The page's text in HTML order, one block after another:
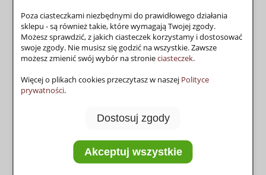
Poza ciasteczkami niezbędnymi do prawidłowego działania
sklepu - są również takie, które wymagają Twojej zgody.
Możesz sprawdzić, z jakich ciasteczek korzystamy i dostosować
swoje zgody. Nie musisz się godzić na wszystkie. Zawsze
możesz zmienić swój wybór na stronieciasteczek.
Więcej o plikach cookies przeczytasz w naszej Polityce
prywatności.
Dostosuj zgody
Akceptuj wszystkie
producent: Schachenmayr
sezon:
długość
druty
2.5 - 3.5
szydełko
2.5 - 3.5